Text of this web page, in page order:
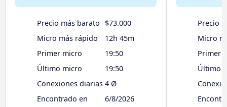
Precio más barato
$73.000
Micro más rápido
12h 45m
Primer micro
19:50
Último micro
19:50
Conexiones diarias 4 Ø
Encontrado en
6/8/2026
Precio
Micro
Primer
Último